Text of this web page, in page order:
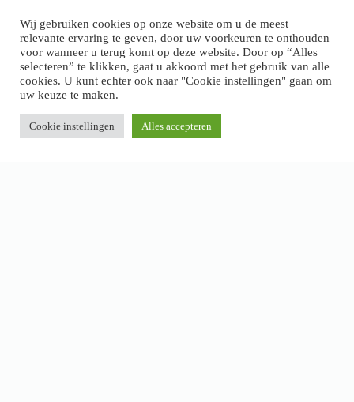
Wij gebruiken cookies op onze website om u de meest
relevante ervaring te geven, door uw voorkeuren te onthouden
voor wanneer u terug komt op deze website. Door op “Alles
selecteren” te klikken, gaat u akkoord met het gebruik van alle
cookies. U kunt echter ook naar "Cookie instellingen" gaan om
uw keuze te maken.
Cookie instellingen Alles accepteren